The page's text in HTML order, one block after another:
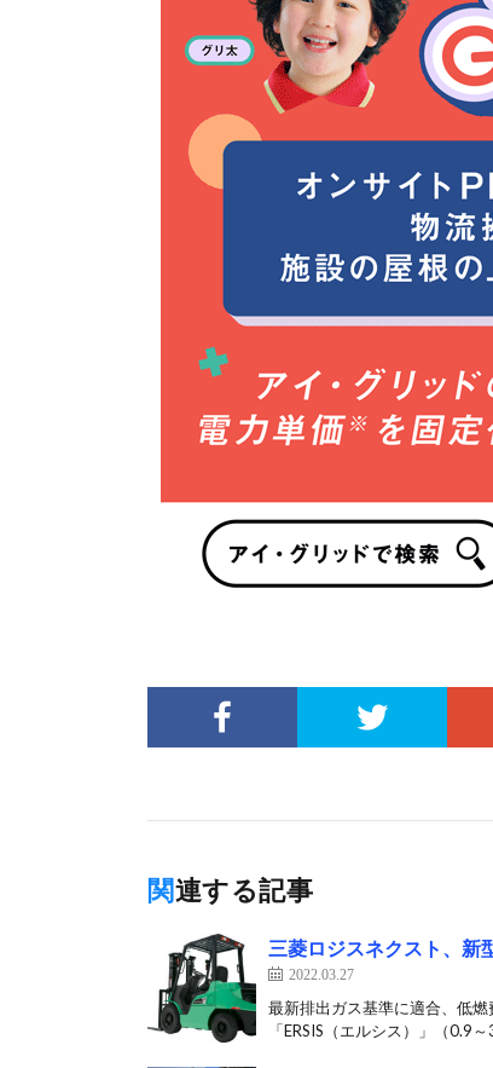
関連する記事
三菱ロジスネクスト、新
2022.03.27
最新排出ガス基準に適合、低
「ERSIS（エルシス）」（0.9